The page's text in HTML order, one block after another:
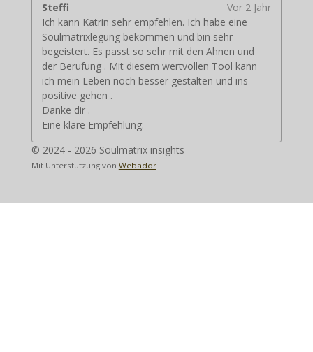
Steffi
Vor 2 Jahr
Ich kann Katrin sehr empfehlen. Ich habe eine
Soulmatrixlegung bekommen und bin sehr
begeistert. Es passt so sehr mit den Ahnen und
der Berufung . Mit diesem wertvollen Tool kann
ich mein Leben noch besser gestalten und ins
positive gehen .
Danke dir .
Eine klare Empfehlung.
© 2024 - 2026 Soulmatrix insights
Mit Unterstützung von Webador